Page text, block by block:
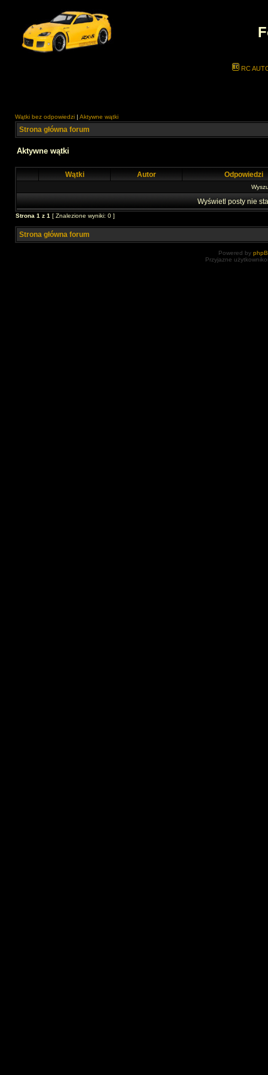
RC
Wątki bez odpowiedzi | Aktywne wątki
Strona główna forum
Aktywne wątki
Wątki Autor Odpowiedzi
Wyświetl posty nie
Strona 1 z 1 [ Znalezione wyniki: 0 ]
Strona główna forum
Powered by
Przyjazne